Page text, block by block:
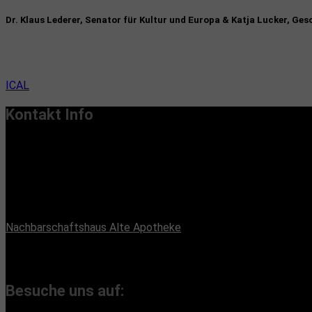
Dr. Klaus Lederer, Senator für Kultur und Europa & Katja Lucker,
ICAL
Kontakt Info
Nachbarschaftshaus Alte Apotheke
Besuche uns auf: